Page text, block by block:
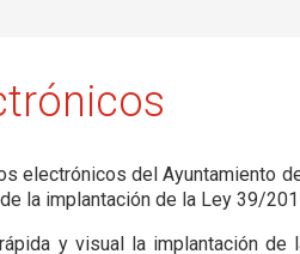
del Ayuntamiento
la implantación de la Ley 39/
y visual la implantación de